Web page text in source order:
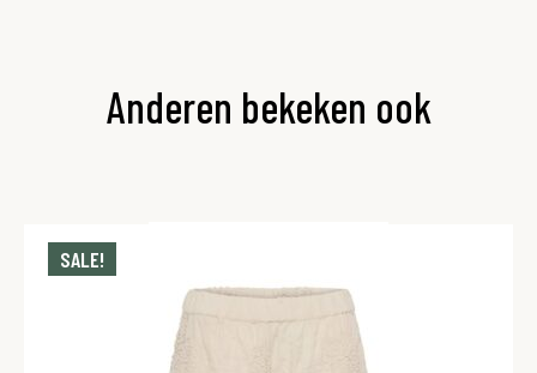
Anderen bekeken ook
SALE!